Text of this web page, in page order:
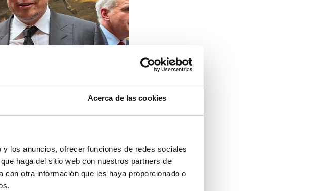
Acerca de las cookies
los anuncios, ofrecer funciones de redes sociales
haga del sitio web con nuestros partners de
otra información que les haya proporcionado o
extranjeras del continente,
han anunciado 13.000 millones